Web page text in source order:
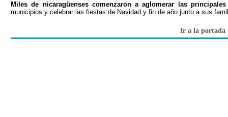
Miles de nicaragüenses comenzaron a aglomerar las
municipios y celebrar las fiestas de Navidad y fin de año junto a sus
Ir a la portada